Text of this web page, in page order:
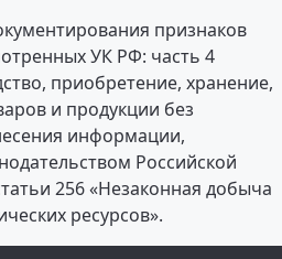
признаков
УК РФ: часть 4
приобретение, хранение,
и продукции без
информации,
Российской
256 «Незаконная добыча
ресурсов».